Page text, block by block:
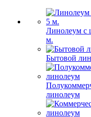
Линолеум с
м.
Бытовой
линолеум